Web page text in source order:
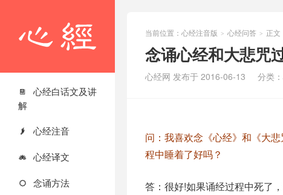

心经白话文及讲
解
 心经注音
 心经译文
 念诵方法
当前位置： 心经注音版 > 心经问答 > 正文
念诵心经和大悲咒
心经网 发布于 2016-06-13 分类：
问：我喜欢念《心经》和《大
程中睡着了好吗？
答：很好!如果诵经过程中死了